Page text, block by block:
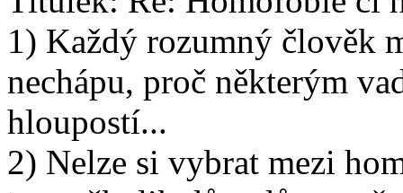
1) Každý rozumný člověk
nechápu, proč některým
hloupostí...
2) Nelze si vybrat mezi